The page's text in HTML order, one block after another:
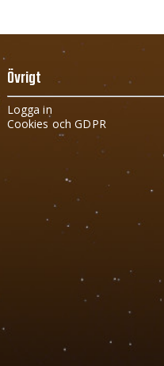
Övrigt
Logga in
Cookies och GDPR